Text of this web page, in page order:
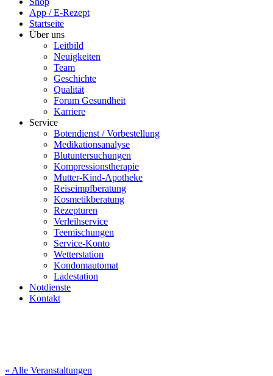
App / E-Rezept
Startseite
Über uns
Leitbild
Neuigkeiten
Team
Geschichte
Qualität
Forum Gesundheit
Karriere
Service
Botendienst / Vorbestellung
Medikationsanalyse
Blutuntersuchungen
Kompressionstherapie
Mutter-Kind-Apotheke
Reiseimpfberatung
Kosmetikberatung
Rezepturen
Verleihservice
Teemischungen
Service-Konto
Wetterstation
Kondomautomat
Ladestation
Notdienste
Kontakt
« Alle Veranstaltungen